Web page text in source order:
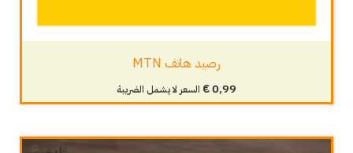
رصيد هاتف MTN
€0,99 السعر لا يشمل الضريبة